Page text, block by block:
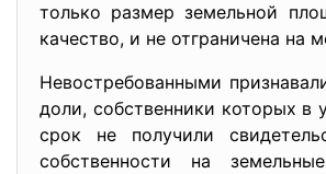
только размер земельной
качество, и не отграничена на
Невостребованными
доли, собственники которых в
срок не получили
собственности на